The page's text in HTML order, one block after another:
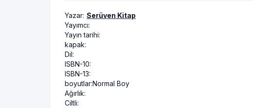
Yazar: Serüven Kitap
Yayımcı:
Yayın tarihi:
kapak:
Dil:
ISBN-10:
ISBN-13:
boyutlar:Normal Boy
Ağırlık:
Ciltli: